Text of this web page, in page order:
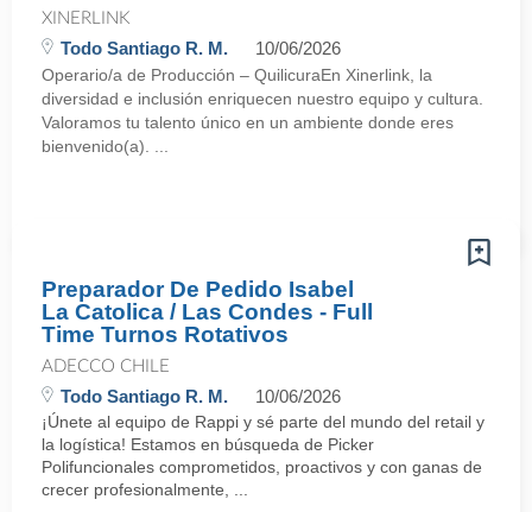
XINERLINK
Todo Santiago R. M. 10/06/2026
Operario/a de Producción – QuilicuraEn Xinerlink, la
diversidad e inclusión enriquecen nuestro equipo y cultura.
Valoramos tu talento único en un ambiente donde eres
bienvenido(a). ...
Preparador De Pedido Isabel
La Catolica / Las Condes - Full
Time Turnos Rotativos
ADECCO CHILE
Todo Santiago R. M. 10/06/2026
¡Únete al equipo de Rappi y sé parte del mundo del retail y
la logística! Estamos en búsqueda de Picker
Polifuncionales comprometidos, proactivos y con ganas de
crecer profesionalmente, ...